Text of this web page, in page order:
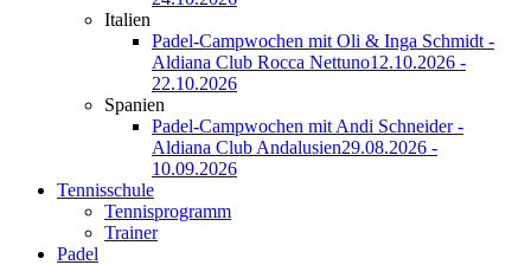
Italien
Padel-Campwochen mit Oli & Inga Schmidt -
Aldiana Club Rocca Nettuno12.10.2026 -
22.10.2026
Spanien
Padel-Campwochen mit Andi Schneider -
Aldiana Club Andalusien29.08.2026 -
10.09.2026
Tennisschule
Tennisprogramm
Trainer
Padel